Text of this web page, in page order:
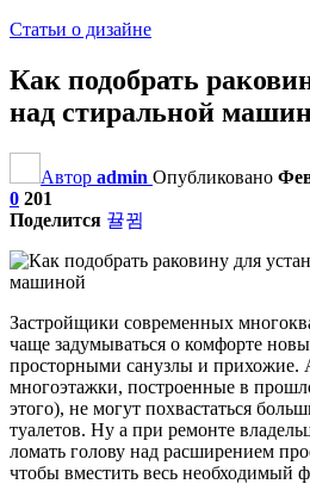
Статьи о дизайне
Как подобрать
над стиральной
Автор admin Опубликовано
0 201
Поделится
Застройщики современных
чаще задумываться о комфорте
просторными санузлы и прихожие.
многоэтажки, построенные в
этого), не могут похвастаться
туалетов. Ну а при ремонте
ломать голову над расширением
чтобы вместить весь необходимый